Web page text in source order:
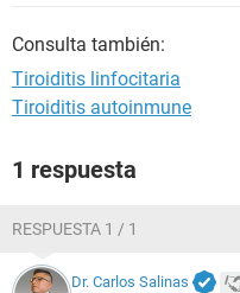
Consulta también:
Tiroiditis linfocitaria
Tiroiditis autoinmune
1 respuesta
RESPUESTA 1 / 1
Dr. Carlos Salinas